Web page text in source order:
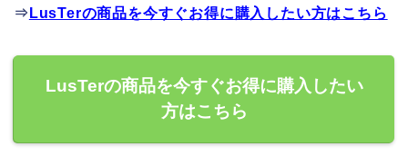
⇒ LusTerの商品を今すぐお得に購入したい方はこちら
LusTerの商品を今すぐお得に購入したい
方はこちら